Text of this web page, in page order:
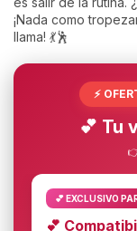
¡Nada como
llama! 💃🕺
⚡
💕 Tu
💕 EXCLUSIVO
💕